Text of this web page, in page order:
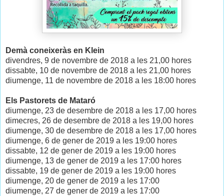
Demà coneixeràs en Klein
divendres, 9 de novembre de 2018 a les 21,00 hores
dissabte, 10 de novembre de 2018 a les 21,00 hores
diumenge, 11 de novembre de 2018 a les 18:00 hores
Els Pastorets de Mataró
diumenge, 23 de desembre de 2018 a les 17,00 hores
dimecres, 26 de desembre de 2018 a les 19,00 hores
diumenge, 30 de desembre de 2018 a les 17,00 hores
diumenge, 6 de gener de 2019 a les 19:00 hores
dissabte, 12 de gener de 2019 a les 19:00 hores
diumenge, 13 de gener de 2019 a les 17:00 hores
dissabte, 19 de gener de 2019 a les 19:00 hores
diumenge, 20 de gener de 2019 a les 17:00
diumenge, 27 de gener de 2019 a les 17:00